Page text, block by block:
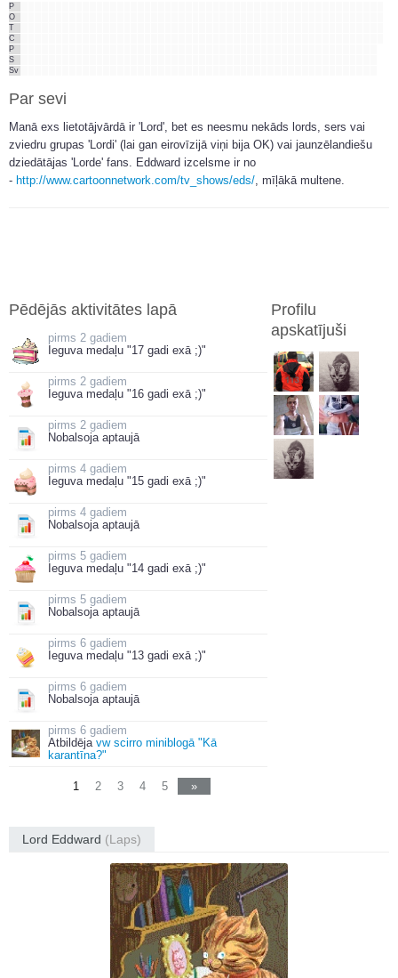
P
O
T
C
P
S
Sv
Par sevi
Manā exs lietotājvārdā ir 'Lord', bet es neesmu nekāds lords, sers vai
zviedru grupas 'Lordi' (lai gan eirovīzijā viņi bija OK) vai jaunzēlandiešu
dziedātājas 'Lorde' fans. Eddward izcelsme ir no
- http://www.cartoonnetwork.com/tv_shows/eds/ , mīļākā multene.
Pēdējās aktivitātes lapā
2 gadiem
Ieguva medaļu "17 gadi exā ;)"
2 gadiem
Ieguva medaļu "16 gadi exā ;)"
2 gadiem
Nobalsoja aptaujā
4 gadiem
Ieguva medaļu "15 gadi exā ;)"
4 gadiem
Nobalsoja aptaujā
5 gadiem
Ieguva medaļu "14 gadi exā ;)"
5 gadiem
Nobalsoja aptaujā
6 gadiem
Ieguva medaļu "13 gadi exā ;)"
6 gadiem
Nobalsoja aptaujā
6 gadiem
Atbildēja vw scirro miniblogā "Kā
karantīna?"
1 2 3 4 5 »
Profilu
apskatījuši
Lord Eddward (Laps)